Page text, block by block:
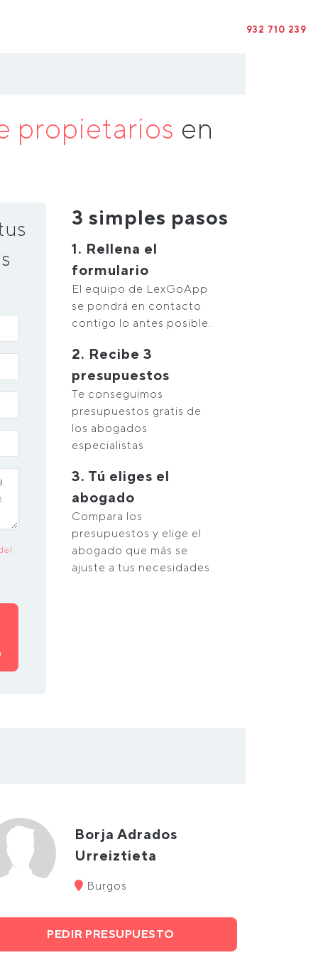
932 710 239
propietarios en
3 simples pasos
1. Rellena el
formulario
El equipo de LexGoApp
se pondrá en contacto
contigo lo antes posible.
2. Recibe 3
presupuestos
Te conseguimos
presupuestos gratis de
los abogados
especialistas
3. Tú eliges el
abogado
Compara los
presupuestos y elige el
abogado que más se
ajuste a tus necesidades.
Borja Adrados
Urreiztieta
Burgos
PEDIR PRESUPUESTO